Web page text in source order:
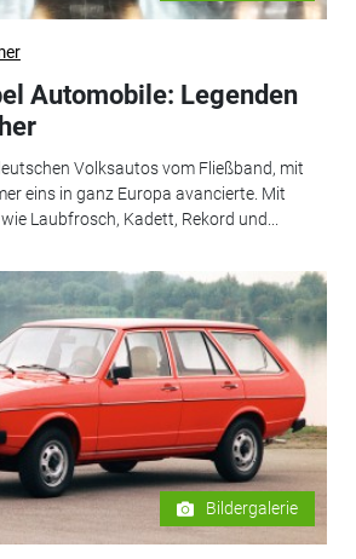
Automobile: Legenden
Volksautos vom Fließband, mit
eins in ganz Europa avancierte. Mit
Laubfrosch, Kadett, Rekord und...
Bildergalerie